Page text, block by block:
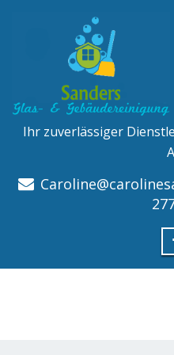
Ihr zuverlässiger